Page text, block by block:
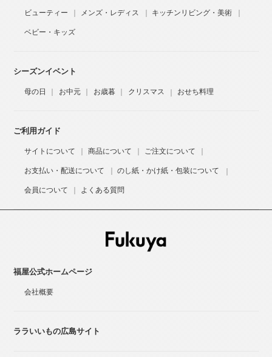
ビューティー メンズ・レディス キッチンリビング・美術
ベビー・キッズ
シーズンイベント
母の日 お中元 お歳暮 クリスマス おせち料理
ご利用ガイド
サイトについて 商品について ご注文について
お支払い・配送について のし紙・かけ紙・包装について
会員について よくある質問
福屋公式ホームページ
会社概要
ララいいもの広島サイト